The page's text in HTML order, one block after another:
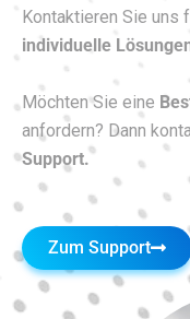
Kontaktieren Sie uns
individuelle
Möchten Sie eine
anfordern? Dann
Support.
Zum Support